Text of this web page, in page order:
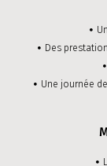
Des
Une journée